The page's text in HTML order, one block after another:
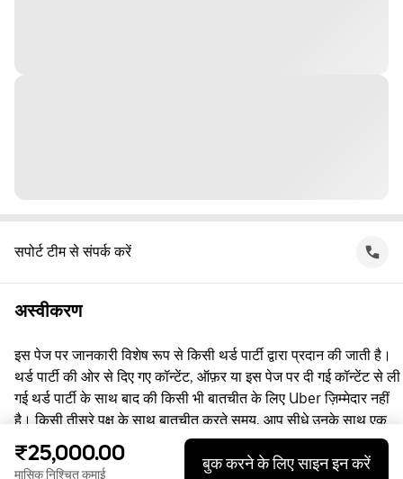
सपोर्ट टीम से संपर्क करें
अस्वीकरण
इस पेज पर जानकारी विशेष रूप से किसी थर्ड पार्टी द्वारा प्रदान की जाती है।
थर्ड पार्टी की ओर से दिए गए कॉन्टेंट, ऑफ़र या इस पेज पर दी गई कॉन्टेंट से ली
गई थर्ड पार्टी के साथ बाद की किसी भी बातचीत के लिए Uber ज़िम्मेदार नहीं
है। किसी तीसरे पक्ष के साथ बातचीत करते समय, आप सीधे उनके साथ एक
समझौता करते हैं, जिसमें Uber पक्षकार नहीं है। सवाल पूछने के लिए, कृपया
सीधे तीसरे पक्ष से संपर्क करें।
₹25,000.00
मासिक निश्चित कमाई
बुक करने के लिए साइन इन करें